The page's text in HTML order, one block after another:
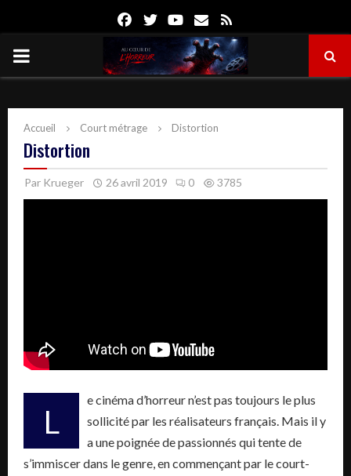
FacebookTwitterYoutube
Email
PRIMARY
Accueil Court métrage Distortion
Distortion
Par Krueger 26 avril 2019 0 3785
L
ecinéma d’horreur n’est pas toujours le plus
sollicité par les réalisateurs français. Mais il y
a une poignée de passionnés qui tente de
s’immiscer dans le genre, en commençant par le court-